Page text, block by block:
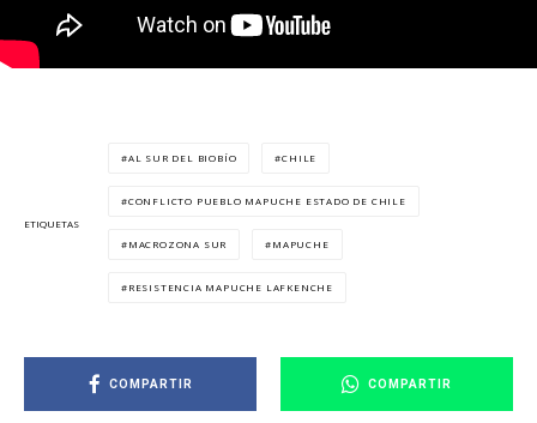
ETIQUETAS
AL SUR DEL BIOBÍO CHILE
CONFLICTO PUEBLO MAPUCHE ESTADO DE CHILE
MACROZONA SUR MAPUCHE
RESISTENCIA MAPUCHE LAFKENCHE
COMPARTIR COMPARTIR